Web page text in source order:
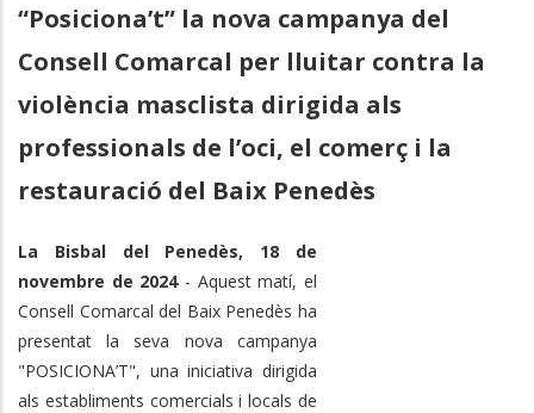
“Posiciona’t” la nova campanya del
Consell Comarcal per lluitar contra la
violència masclista dirigida als
professionals de l’oci, el comerç i la
restauració del Baix Penedès
La Bisbal del Penedès, 18 de
novembre de 2024- Aquest matí, el
Consell Comarcal del Baix Penedès ha
presentat la seva nova campanya
"POSICIONA’T", una iniciativa dirigida
als establiments comercials i locals de